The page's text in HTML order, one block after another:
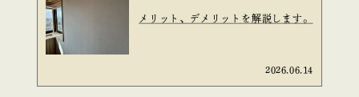
メリット、デメリットを解説します。
2026.06.14